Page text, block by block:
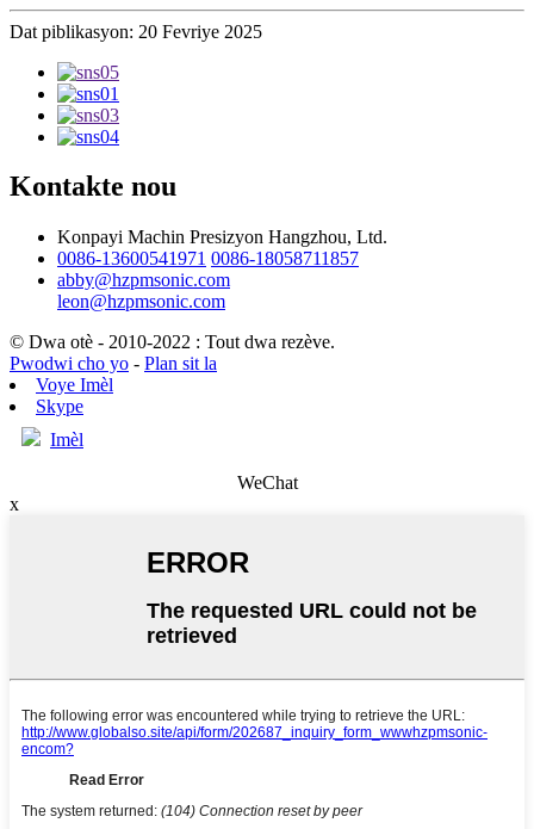
Dat piblikasyon: 20 Fevriye 2025
Kontakte nou
Konpayi Machin Presizyon Hangzhou, Ltd.
0086-13600541971 0086-18058711857
abby@hzpmsonic.com
leon@hzpmsonic.com
© Dwa otè - 2010-2022 : Tout dwa rezève.
Pwodwi cho yo - Plan sit la
Voye Imèl
Skype
Imèl
WeChat
x